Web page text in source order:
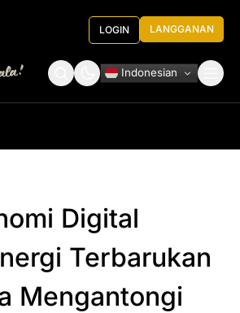
LOGIN LANGGANAN
Indonesian
Digital
Terbarukan
Mengantongi